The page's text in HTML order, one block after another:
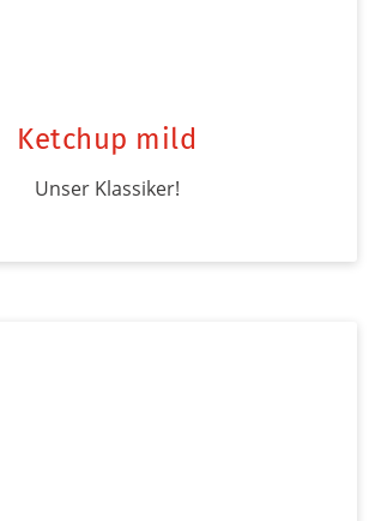
Ketchup mild
Unser Klassiker!